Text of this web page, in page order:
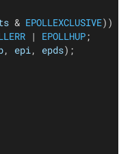
& EPOLLEXCLUSIVE)) {
| EPOLLHUP;
, epi, epds);